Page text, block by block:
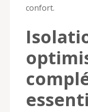
confort.